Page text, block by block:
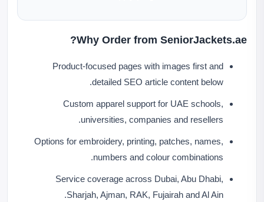
Why Order from SeniorJackets.ae?
Product-focused pages with images first and
detailed SEO article content below.
Custom apparel support for UAE schools,
universities, companies and resellers.
Options for embroidery, printing, patches, names,
numbers and colour combinations.
Service coverage across Dubai, Abu Dhabi,
Sharjah, Ajman, RAK, Fujairah and Al Ain.